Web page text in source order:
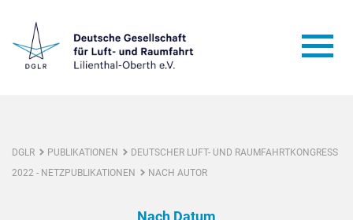
DGLR PUBLIKATIONEN
DEUTSCHER LUFT- UND RAUMFAHRTKONGRESS
2022 - NETZPUBLIKATIONEN
NACH AUTOR
Nach Datum